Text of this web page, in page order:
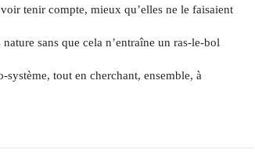
tenir compte, mieux qu’elles ne le faisaient
sans que cela n’entraîne un ras-le-bol
tout en cherchant, ensemble, à